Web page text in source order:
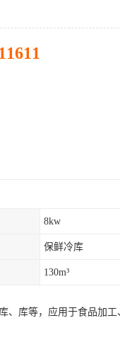
8kw
保鲜冷库
130m³
库等，应用于食品加工